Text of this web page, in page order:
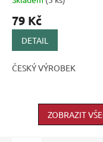
79 Kč
DETAIL
ČESKÝ VÝROBEK
ZOBRAZIT